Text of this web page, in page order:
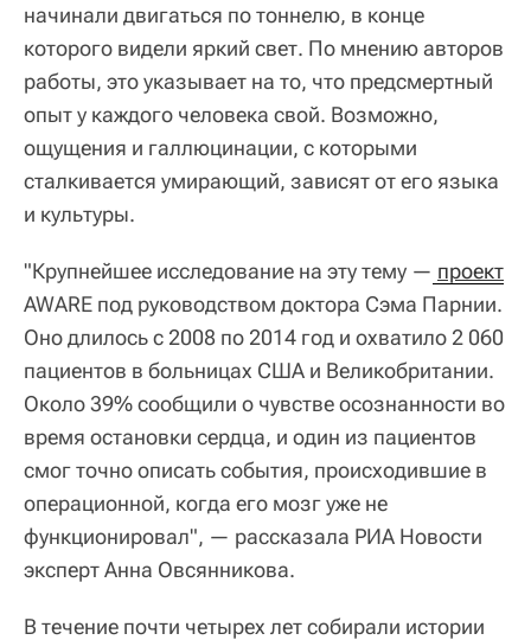
начинали двигаться по тоннелю, в конце
которого видели яркий свет. По мнению авторов
работы, это указывает на то, что предсмертный
опыт у каждого человека свой. Возможно,
ощущения и галлюцинации, с которыми
сталкивается умирающий, зависят от его языка
и культуры.
"Крупнейшее исследование на эту тему — проект
AWARE под руководством доктора Сэма Парнии.
Оно длилось с 2008 по 2014 год и охватило 2 060
пациентов в больницах США и Великобритании.
Около 39% сообщили о чувстве осознанности во
время остановки сердца, и один из пациентов
смог точно описать события, происходившие в
операционной, когда его мозг уже не
функционировал", — рассказала РИА Новости
эксперт Анна Овсянникова.
В течение почти четырех лет собирали истории